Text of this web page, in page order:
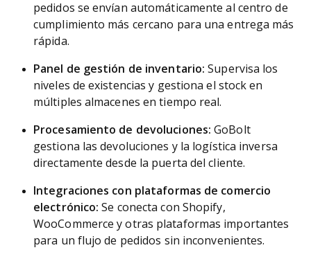
pedidos se envían automáticamente al centro de
cumplimiento más cercano para una entrega más
rápida.
Panel de gestión de inventario: Supervisa los
niveles de existencias y gestiona el stock en
múltiples almacenes en tiempo real.
Procesamiento de devoluciones: GoBolt
gestiona las devoluciones y la logística inversa
directamente desde la puerta del cliente.
Integraciones con plataformas de comercio
electrónico: Se conecta con Shopify,
WooCommerce y otras plataformas importantes
para un flujo de pedidos sin inconvenientes.